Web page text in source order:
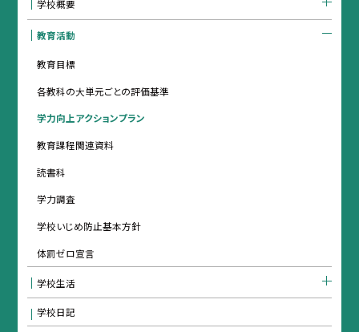
学校概要
教育活動
教育目標
各教科の大単元ごとの評価基準
学力向上アクションプラン
教育課程関連資料
読書科
学力調査
学校いじめ防止基本方針
体罰ゼロ宣言
学校生活
学校日記